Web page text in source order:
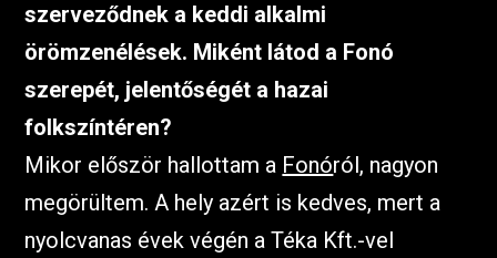
szerveződnek a keddi alkalmi
örömzenélések. Miként látod a Fonó
szerepét, jelentőségét a hazai
folkszíntéren?
Mikor először hallottam a Fonóról, nagyon
megörültem. A hely azért is kedves, mert a
nyolcvanas évek végén a Téka Kft.-vel